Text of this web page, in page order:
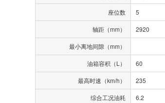
座位数 5
轴距（mm） 2920
最小离地间隙（mm）
油箱容积（L） 60
最高时速（km/h） 235
综合工况油耗 6.2